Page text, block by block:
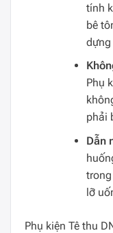
tính
bê
dựng
Phụ
phải
Dẫn
lỡ
Phụ kiện Tê thu